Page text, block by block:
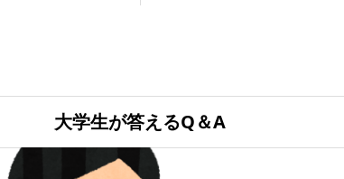
大学生が答えるQ＆A